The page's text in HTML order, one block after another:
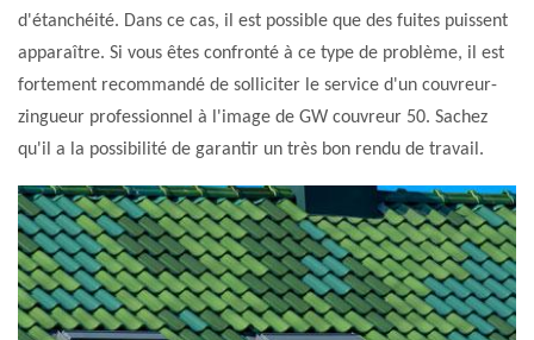
d'étanchéité. Dans ce cas, il est possible que des fuites puissent
apparaître. Si vous êtes confronté à ce type de problème, il est
fortement recommandé de solliciter le service d'un couvreur-
zingueur professionnel à l'image de GW couvreur 50. Sachez
qu'il a la possibilité de garantir un très bon rendu de travail.